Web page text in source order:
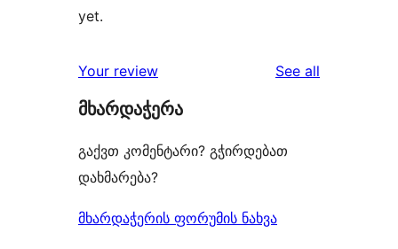
yet.
Your review See all
მხარდაჭერა
გაქვთ კომენტარი? გჭირდებათ
დახმარება?
მხარდაჭერის ფორუმის ნახვა